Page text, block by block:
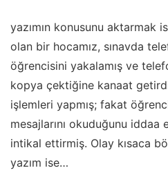
yazımın konusunu aktarmak
olan bir hocamız, sınavda
öğrencisini yakalamış ve
kopya çektiğine kanaat
işlemleri yapmış; fakat
mesajlarını okuduğunu iddaa
intikal ettirmiş. Olay kısaca
yazım ise…